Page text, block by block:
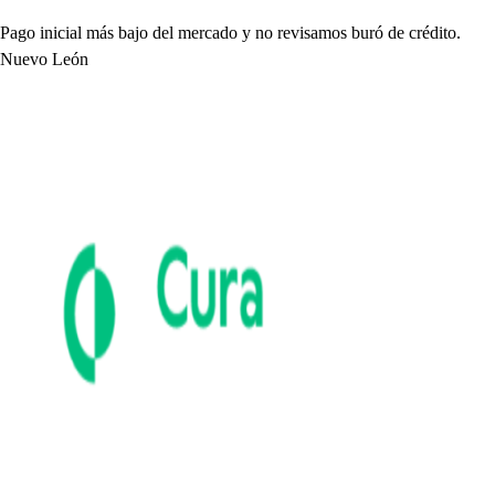
Pago inicial más bajo del mercado y no revisamos buró de crédito.
Nuevo León